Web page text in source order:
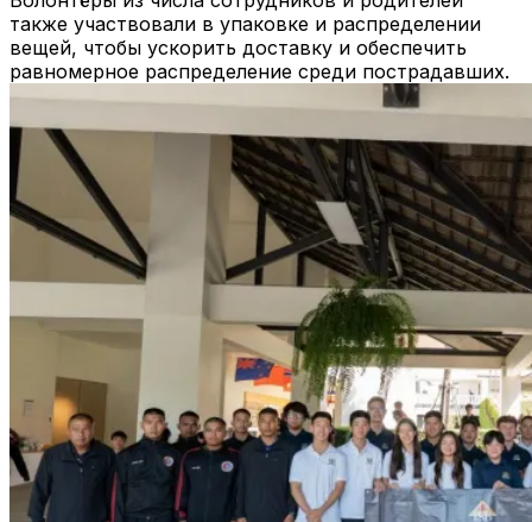
также участвовали в упаковке и распределении
вещей, чтобы ускорить доставку и обеспечить
равномерное распределение среди пострадавших.